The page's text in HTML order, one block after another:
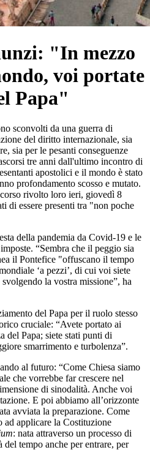
"In mezzo
voi portate
Papa"
sconvolti da una guerra di
del diritto internazionale, sia
sia per le pesanti conseguenze
tre anni dall'ultimo incontro di
apostolici e il mondo è stato
profondamento scosso e mutato.
rivolto loro ieri, giovedì 8
di essere presenti tra "non poche
della pandemia da Covid-19 e le
“Sembra che il peggio sia
il Pontefice "offuscano il tempo
‘a pezzi’, di cui voi siete
la vostra missione”, ha
del Papa per il ruolo stesso
cruciale: “Avete portato ai
del Papa; siete stati punti di
smarrimento e turbolenza”.
al futuro: “Come Chiesa siamo
che vorrebbe far crescere nel
di sinodalità. Anche voi
E poi abbiamo all’orizzonte
avviata la preparazione. Come
ad applicare la Costituzione
: nata attraverso un processo di
del tempo anche per entrare, per